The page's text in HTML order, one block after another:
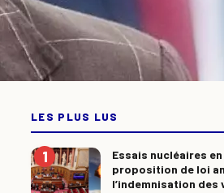
LES PLUS LUS
Essais nucléaires
proposition de loi
l’indemnisation des